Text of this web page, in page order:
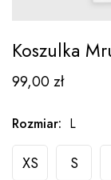
Koszulka
99,00zł
Rozmiar: L
XS S